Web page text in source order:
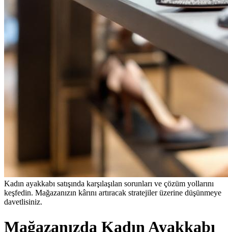
Kadın ayakkabı satışında karşılaşılan sorunları ve çözüm yollarını
keşfedin. Mağazanızın kârını artıracak stratejiler üzerine düşünmeye
davetlisiniz.
Mağazanızda Kadın Ayakkabı